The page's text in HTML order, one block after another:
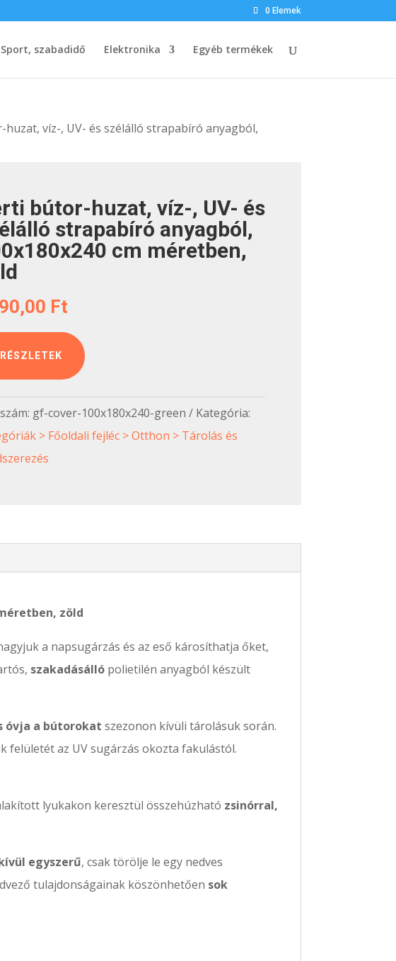
0 Elemek
Sport, szabadidő Elektronika Egyéb termékek
víz-, UV- és szélálló strapabíró anyagból,
bútor-huzat, víz-, UV- és
strapabíró anyagból,
cm méretben,
Ft
RÉSZLETEK
gf-cover-100x180x240-green
Kategória:
> Főoldali fejléc > Otthon > Tárolás és
zöld
a napsugárzás és az eső károsíthatja őket,
szakadásálló polietilén anyagból készült
óvja a bútorokat szezonon kívüli tárolásuk során.
felületét az UV sugárzás okozta fakulástól.
lyukakon keresztül összehúzható zsinórral,
egyszerű, csak törölje le egy nedves
tulajdonságainak köszönhetően sok